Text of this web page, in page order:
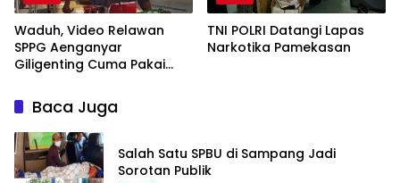
Waduh, Video Relawan
SPPG Aenganyar
Giligenting Cuma Pakai
TNI POLRI Datangi Lapas
Narkotika Pamekasan
Baca Juga
Salah Satu SPBU di Sampang Jadi
Sorotan Publik